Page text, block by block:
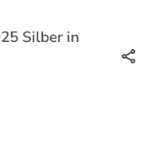
Silber in